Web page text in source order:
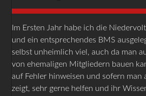
Im Ersten Jahr habe ich die
und ein entsprechendes BMS
selbst unheimlich viel, auch da man
von ehemaligen Mitgliedern bauen
auf Fehler hinweisen und sofern man
zeigt, sehr gerne helfen und ihr